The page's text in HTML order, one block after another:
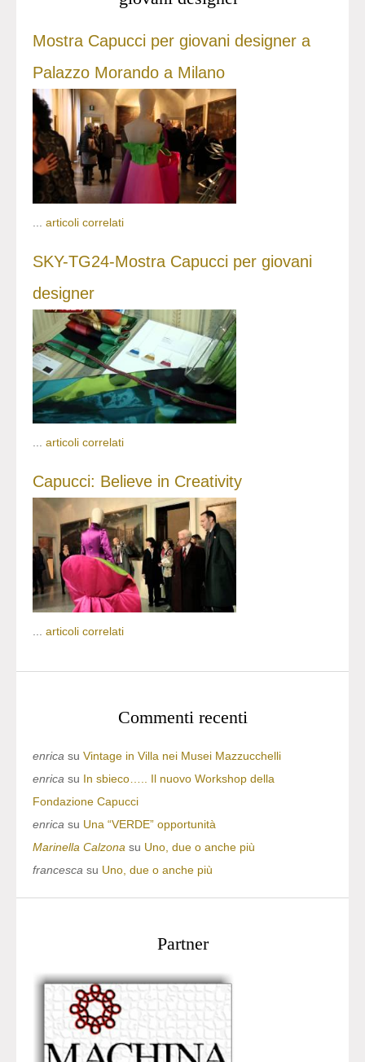
Mostra Capucci per giovani designer a
Palazzo Morando a Milano
articoli correlati
SKY-TG24-Mostra Capucci per giovani
designer
... articoli correlati
Capucci: Believe in Creativity
articoli correlati
Commenti recenti
enrica su Vintage in Villa nei Musei Mazzucchelli
enrica su In sbieco….. Il nuovo Workshop della
Fondazione Capucci
enrica su Una “VERDE” opportunità
Marinella Calzona su Uno, due o anche più
francesca su Uno, due o anche più
Partner